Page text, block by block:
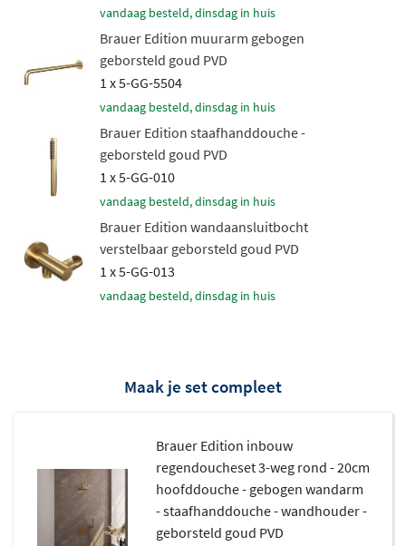
afwerkingen verkrijgbaar in geborsteld goud,
geborsteld koper, geborsteld gunmetal, geborsteld RVS
en mat zwart. Deze hoogwaardige PVD-coating is
bijzonder duurzaam, krasbestendig en behoudt
jarenlang zijn mooie uitstraling.
Betrouwbare
thermostaattechnologie
Het hart van deze doucheset is de ingebouwde
thermostaatkraan met veilige temperatuurregeling
Deze zorgt ervoor dat de watertemperatuur altijd stabiel
blijft, zelfs wanneer ergens anders in huis water wordt
binnenwerk staat garant voor jarenlang zorgeloos
vandaag besteld, dinsdag in huis
Brauer Edition muurarm gebogen
geborsteld goud PVD
1 x 5-GG-5504
vandaag besteld, dinsdag in huis
Brauer Edition staafhanddouche -
geborsteld goud PVD
1 x 5-GG-010
vandaag besteld, dinsdag in huis
Brauer Edition wandaansluitbocht
verstelbaar geborsteld goud PVD
1 x 5-GG-013
vandaag besteld, dinsdag in huis
Maak je set compleet
Brauer Edition inbouw
regendoucheset 3-weg rond - 20cm
hoofddouche - gebogen wandarm
- staafhanddouche - wandhouder -
geborsteld goud PVD